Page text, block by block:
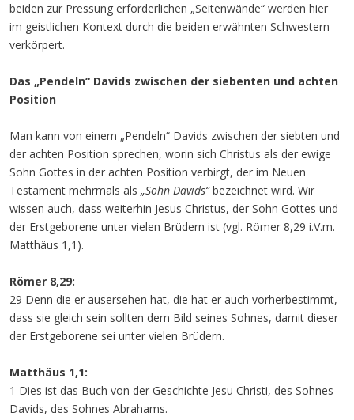
beiden zur Pressung erforderlichen „Seitenwände“ werden hier
im geistlichen Kontext durch die beiden erwähnten Schwestern
verkörpert.
Das „Pendeln“ Davids zwischen der siebenten und achten
Position
Man kann von einem „Pendeln“ Davids zwischen der siebten und
der achten Position sprechen, worin sich Christus als der ewige
Sohn Gottes in der achten Position verbirgt, der im Neuen
Testament mehrmals als „Sohn Davids“bezeichnet wird. Wir
wissen auch, dass weiterhin Jesus Christus, der Sohn Gottes und
der Erstgeborene unter vielen Brüdern ist (vgl. Römer 8,29 i.V.m.
Matthäus 1,1).
Römer 8,29:
29 Denn die er ausersehen hat, die hat er auch vorherbestimmt,
dass sie gleich sein sollten dem Bild seines Sohnes, damit dieser
der Erstgeborene sei unter vielen Brüdern.
Matthäus 1,1:
1 Dies ist das Buch von der Geschichte Jesu Christi, des Sohnes
Davids, des Sohnes Abrahams.